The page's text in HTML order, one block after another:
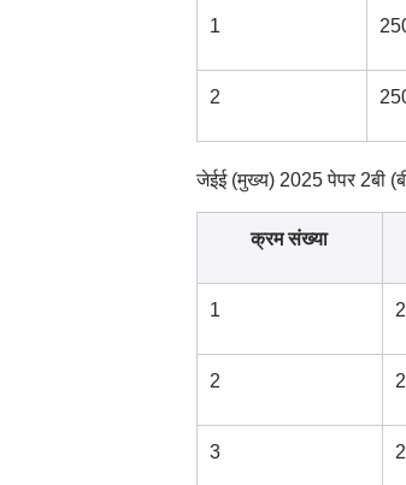
1
2
जेईई (मुख्य) 2025 पेपर 2बी
क्रम संख्या
1
2
3